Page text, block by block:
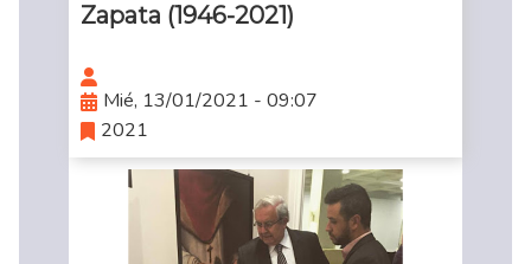
Zapata (1946-2021)
Mié, 13/01/2021 - 09:07
2021